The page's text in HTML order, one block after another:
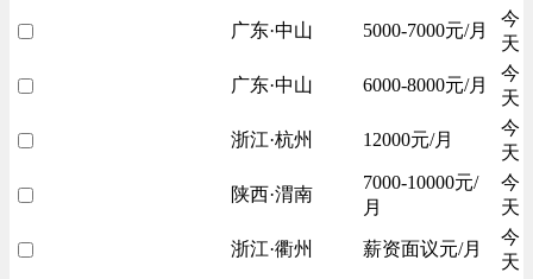
广东·中山 5000-7000元/月
今
天
广东·中山 6000-8000元/月
今
天
浙江·杭州 12000元/月
今
天
陕西·渭南
7000-10000元/
月
今
天
浙江·衢州 薪资面议元/月
今
天